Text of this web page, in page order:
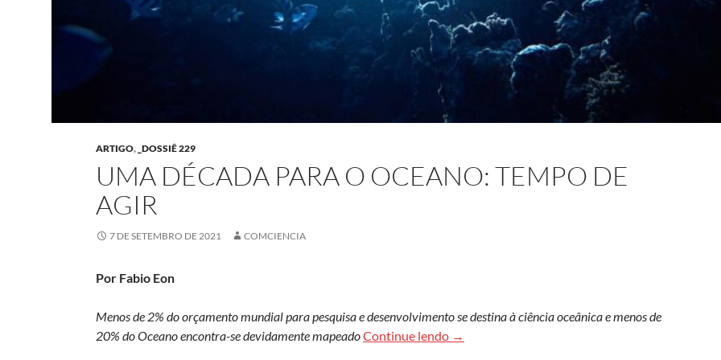
ARTIGO, _DOSSIÊ 229
UMA DÉCADA PARA O OCEANO: TEMPO DE
AGIR
7 DE SETEMBRO DE 2021 COMCIENCIA
Por Fabio Eon
Menos de 2% do orçamento mundial para pesquisa e desenvolvimento se destina à ciência oceânica e menos de
20% do Oceano encontra-se devidamente mapeadoContinue lendo Uma Década para o Oceano: tempo de agir
→